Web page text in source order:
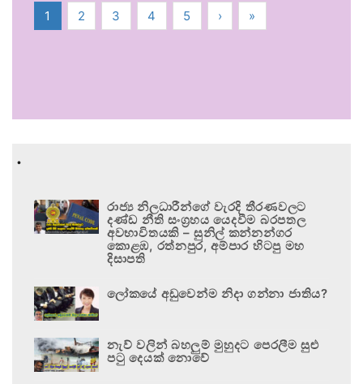
1 2 3 4 5 › »
.
රාජ්‍ය නිලධාරීන්ගේ වැරදි තීරණවලට
දණ්ඩ නීති සංග්‍රහය යෙදවීම බරපතල
අවභාවිතයකි – සුනිල් කන්නන්ගර
කොළඹ, රත්නපුර, අම්පාර හිටපු මහ
දිසාපති
ලෝකයේ අඩුවෙන්ම නිදා ගන්නා ජාතිය?
නැව් වලින් බහලුම් මුහුදට පෙරලීම සුළු
පටු දෙයක් නොවේ